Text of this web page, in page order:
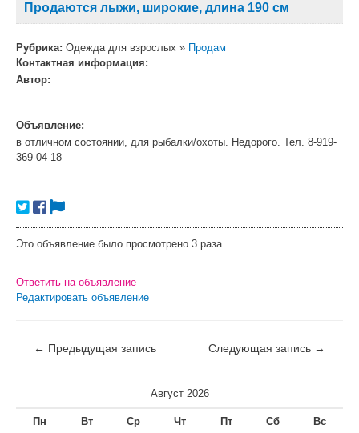
Продаются лыжи, широкие, длина 190 см
Рубрика: Одежда для взрослых » Продам
Контактная информация:
Автор:
Объявление:
в отличном состоянии, для рыбалки/охоты. Недорого. Тел. 8-919-
369-04-18
Это объявление было просмотрено 3 раза.
Ответить на объявление
Редактировать объявление
← Предыдущая запись Следующая запись →
Август 2026
Пн Вт Ср Чт Пт Сб Вс